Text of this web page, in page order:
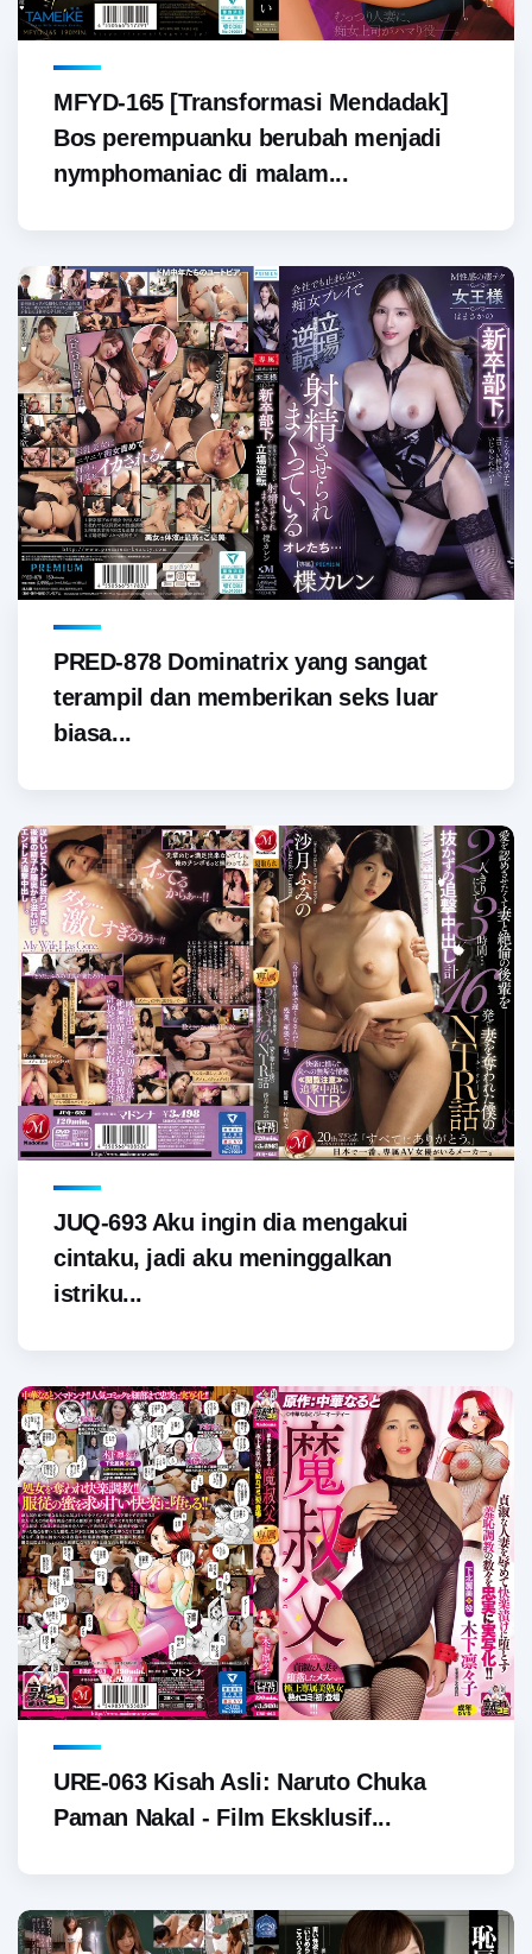
MFYD-165 [Transformasi Mendadak]
Bos perempuanku berubah menjadi
nymphomaniac di malam...
PRED-878 Dominatrix yang sangat
terampil dan memberikan seks luar
biasa...
JUQ-693 Aku ingin dia mengakui
cintaku, jadi aku meninggalkan
istriku...
URE-063 Kisah Asli: Naruto Chuka
Paman Nakal - Film Eksklusif...